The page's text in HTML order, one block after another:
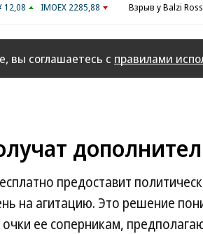
12,08 IMOEX 2285,88 Взрыв у Balzi
вы соглашаетесь с правилами
предоставит
на агитацию. Это решение
ее соперникам,